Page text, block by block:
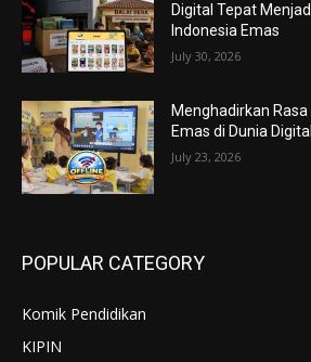
Digital Tepat
Indonesia Emas
July 30, 2026
Menghadirkan
Emas di Dunia Digital
July 23, 2026
POPULAR CATEGORY
Komik Pendidikan
KIPIN